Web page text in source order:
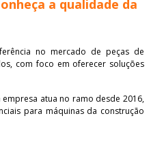
a qualidade da
no mercado de peças de
com foco em oferecer soluções
empresa atua no ramo desde 2016,
para máquinas da construção